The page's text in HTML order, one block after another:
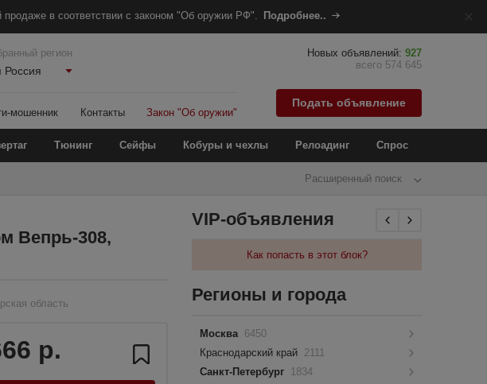
в соответствии с законом "Об оружии РФ". Подробнее..
регион
Россия
мошенник Контакты Закон "Об оружии"
Новых объявлений: 927
всего 574 645
Подать объявление
Тюнинг Сейфы Кобуры и чехлы Релоадинг Спрос
Расширенный поиск
Вепрь-308,
область
р.
VIP-объявления
Как попасть в этот блок?
Регионы и города
Москва 6450
Краснодарский край 2111
Санкт-Петербург 1834